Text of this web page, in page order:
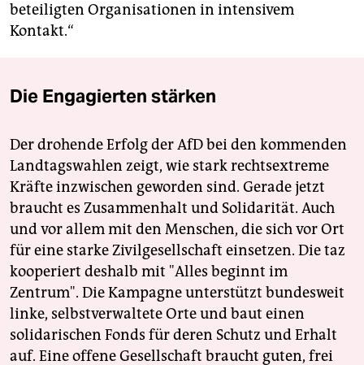
beteiligten Organisationen in intensivem
Kontakt.“
Die Engagierten stärken
Der drohende Erfolg der AfD bei den kommenden
Landtagswahlen zeigt, wie stark rechtsextreme
Kräfte inzwischen geworden sind. Gerade jetzt
braucht es Zusammenhalt und Solidarität. Auch
und vor allem mit den Menschen, die sich vor Ort
für eine starke Zivilgesellschaft einsetzen. Die taz
kooperiert deshalb mit "Alles beginnt im
Zentrum". Die Kampagne unterstützt bundesweit
linke, selbstverwaltete Orte und baut einen
solidarischen Fonds für deren Schutz und Erhalt
auf. Eine offene Gesellschaft braucht guten, frei